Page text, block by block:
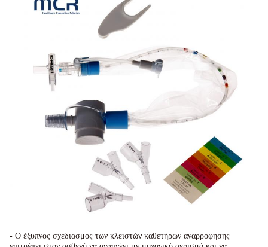
- Ο έξυπνος σχεδιασμός των κλειστών καθετήρων αναρρόφησης